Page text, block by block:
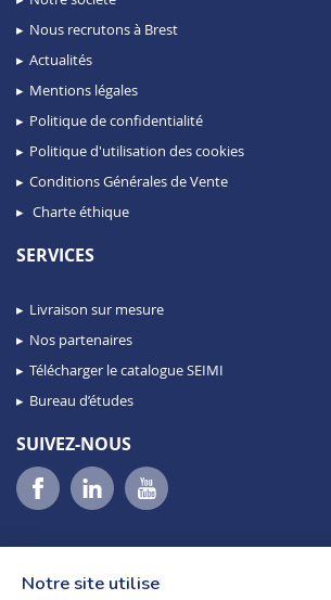
Nous recrutons à Brest
Actualités
Mentions légales
Politique de confidentialité
Politique d'utilisation des cookies
Conditions Générales de Vente
Charte éthique
SERVICES
Livraison sur mesure
Nos partenaires
Télécharger le catalogue SEIMI
Bureau d’études
SUIVEZ-NOUS
Notre site utilise